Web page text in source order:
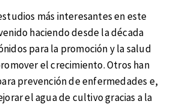
más interesantes en este
haciendo desde la década
para la promoción y la salud
el crecimiento. Otros han
prevención de enfermedades e,
el agua de cultivo gracias a la